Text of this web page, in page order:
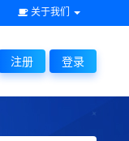
关于我们
注册 登录